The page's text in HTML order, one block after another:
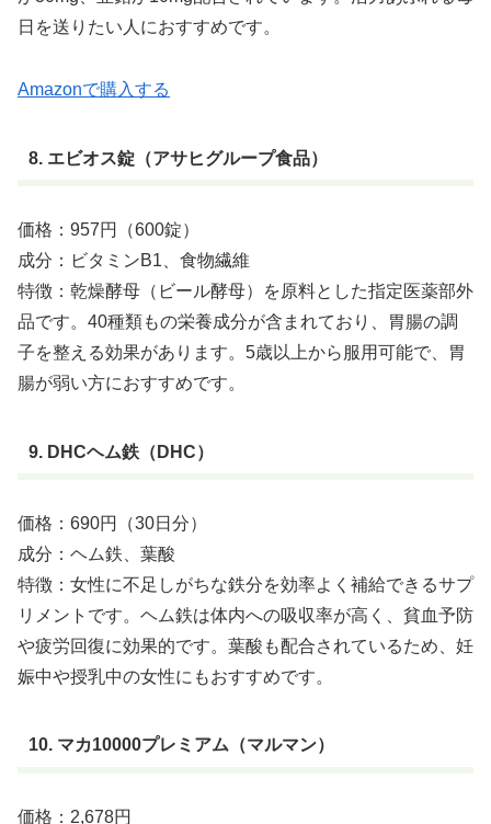
日を送りたい人におすすめです。
Amazonで購入する
8. エビオス錠（アサヒグループ食品）
価格：957円（600錠）
成分：ビタミンB1、食物繊維
特徴：乾燥酵母（ビール酵母）を原料とした指定医薬部外
品です。40種類もの栄養成分が含まれており、胃腸の調
子を整える効果があります。5歳以上から服用可能で、胃
腸が弱い方におすすめです。
9. DHCヘム鉄（DHC）
価格：690円（30日分）
成分：ヘム鉄、葉酸
特徴：女性に不足しがちな鉄分を効率よく補給できるサプ
リメントです。ヘム鉄は体内への吸収率が高く、貧血予防
や疲労回復に効果的です。葉酸も配合されているため、妊
娠中や授乳中の女性にもおすすめです。
10. マカ10000プレミアム（マルマン）
価格：2,678円